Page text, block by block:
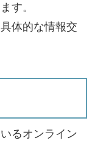
す。
体的な情報交
るオンライン